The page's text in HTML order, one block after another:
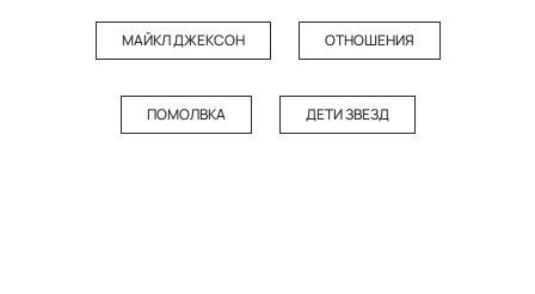
МАЙКЛ ДЖЕКСОН ОТНОШЕНИЯ
ПОМОЛВКА ДЕТИ ЗВЕЗД